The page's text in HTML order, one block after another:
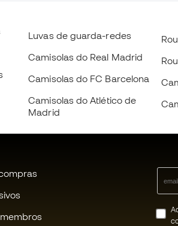
Luvas de guarda-redes
Camisolas do Real Madrid
Camisolas do FC Barcelona
Camisolas do Atlético de
Madrid